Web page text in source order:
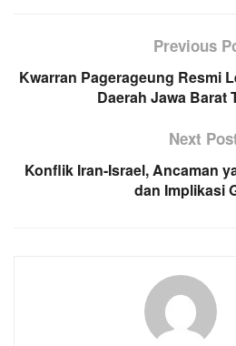
Previous
Kwarran Pagerageung Resmi
Daerah Jawa Barat
Next
Konflik Iran-Israel, Ancaman
dan Implikasi